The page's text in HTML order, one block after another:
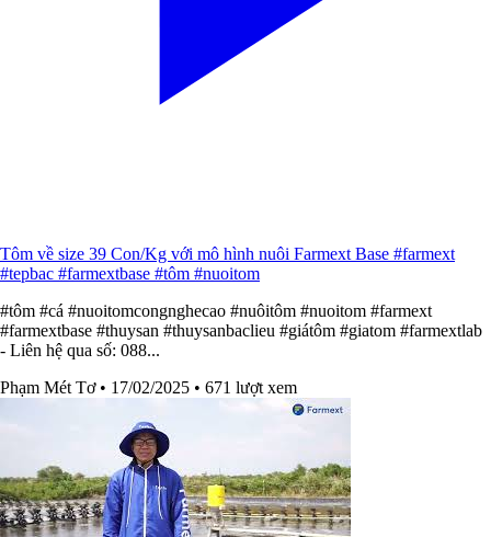
Tôm về size 39 Con/Kg với mô hình nuôi Farmext Base #farmext
#tepbac #farmextbase #tôm #nuoitom
#tôm #cá #nuoitomcongnghecao #nuôitôm #nuoitom #farmext
#farmextbase #thuysan #thuysanbaclieu #giátôm #giatom #farmextlab
- Liên hệ qua số: 088...
Phạm Mét Tơ • 17/02/2025 • 671 lượt xem